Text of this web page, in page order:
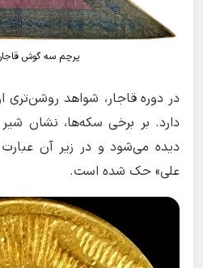
پرچم سه گوش
در دوره قاجار، شواهد روشن‌تری
دارد. بر برخی سکه‌ها، نشان
دیده می‌شود و در زیر آن عبارت
علی» حک شده است.